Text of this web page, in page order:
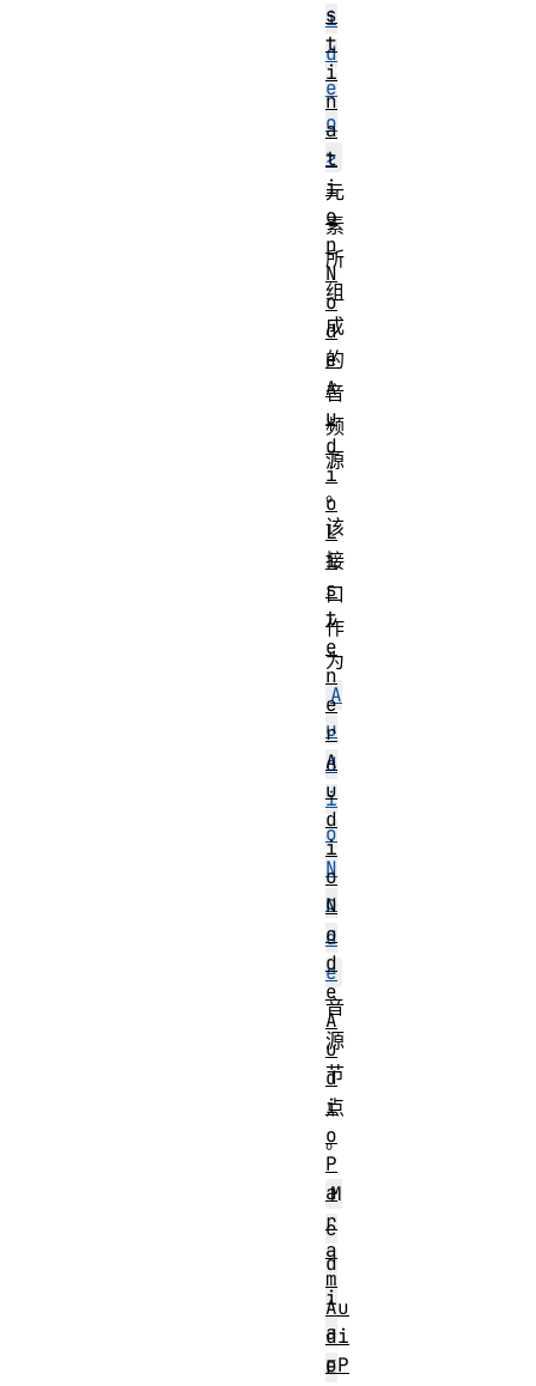
i
d
e
o
>
元
素
所
组
成
的
音
频
源
。
该
接
口
作
为
A
u
d
i
o
N
o
d
e
音
源
节
点
。
M
e
d
i
a
E
s
t
i
n
a
t
i
o
n
N
o
d
e
A
u
d
i
o
L
i
s
t
e
n
e
r
A
u
d
i
o
N
o
d
e
A
u
d
i
o
P
a
r
a
m
Au
di
oP